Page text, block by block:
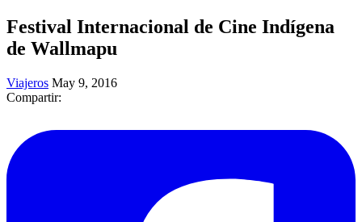
Festival Internacional de Cine Indígena
de Wallmapu
Viajeros May 9, 2016
Compartir: